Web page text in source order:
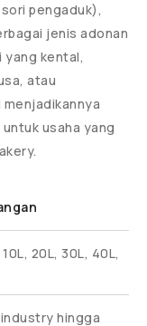
pengaduk),
jenis adonan
yang kental,
atau
menjadikannya
usaha yang
20L, 30L, 40L,
hingga